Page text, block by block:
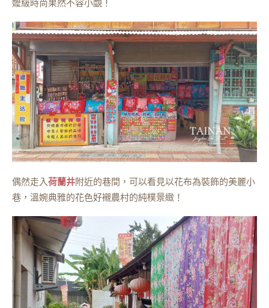
嬤級時尚果然不容小覷！
偶然走入荷蘭井附近的巷間，可以看見以花布為裝飾的美麗小
巷，溫婉典雅的花色好襯農村的純樸景緻！